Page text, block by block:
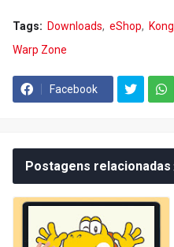
Tags: Downloads eShop Kong
Warp Zone
Facebook
Postagens relacionadas